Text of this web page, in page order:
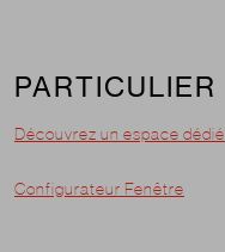
PARTICULIER
Découvrez un espace dédié
Configurateur Fenêtre